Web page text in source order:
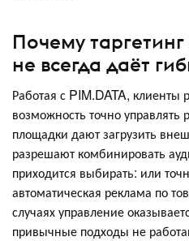
Почему
не всегда даёт
Работая с PIM.DATA, клиенты
возможность точно управлять
площадки дают загрузить
разрешают комбинировать
приходится выбирать: или
автоматическая реклама по
случаях управление
привычные подходы не